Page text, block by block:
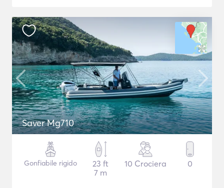
Saver Mg710
Gonfiabile rigido
23 ft
7 m
10 Crociera 0